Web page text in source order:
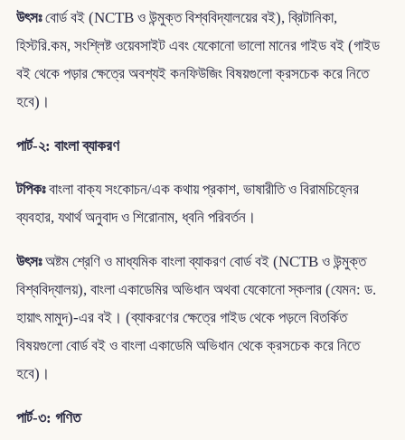
উৎসঃবোর্ড বই (NCTB ও উন্মুক্ত বিশ্ববিদ্যালয়ের বই), ব্রিটানিকা,
হিস্টরি.কম, সংশ্লিষ্ট ওয়েবসাইট এবং যেকোনো ভালো মানের গাইড বই (গাইড
বই থেকে পড়ার ক্ষেত্রে অবশ্যই কনফিউজিং বিষয়গুলো ক্রসচেক করে নিতে
হবে)।
পার্ট-২: বাংলা ব্যাকরণ
টপিকঃবাংলা বাক্য সংকোচন/এক কথায় প্রকাশ, ভাষারীতি ও বিরামচিহ্নের
ব্যবহার, যথার্থ অনুবাদ ও শিরোনাম, ধ্বনি পরিবর্তন।
উৎসঃঅষ্টম শ্রেণি ও মাধ্যমিক বাংলা ব্যাকরণ বোর্ড বই (NCTB ও উন্মুক্ত
বিশ্ববিদ্যালয়), বাংলা একাডেমির অভিধান অথবা যেকোনো স্কলার (যেমন: ড.
হায়াৎ মামুদ)-এর বই। (ব্যাকরণের ক্ষেত্রে গাইড থেকে পড়লে বিতর্কিত
বিষয়গুলো বোর্ড বই ও বাংলা একাডেমি অভিধান থেকে ক্রসচেক করে নিতে
হবে)।
পার্ট-৩: গণিত